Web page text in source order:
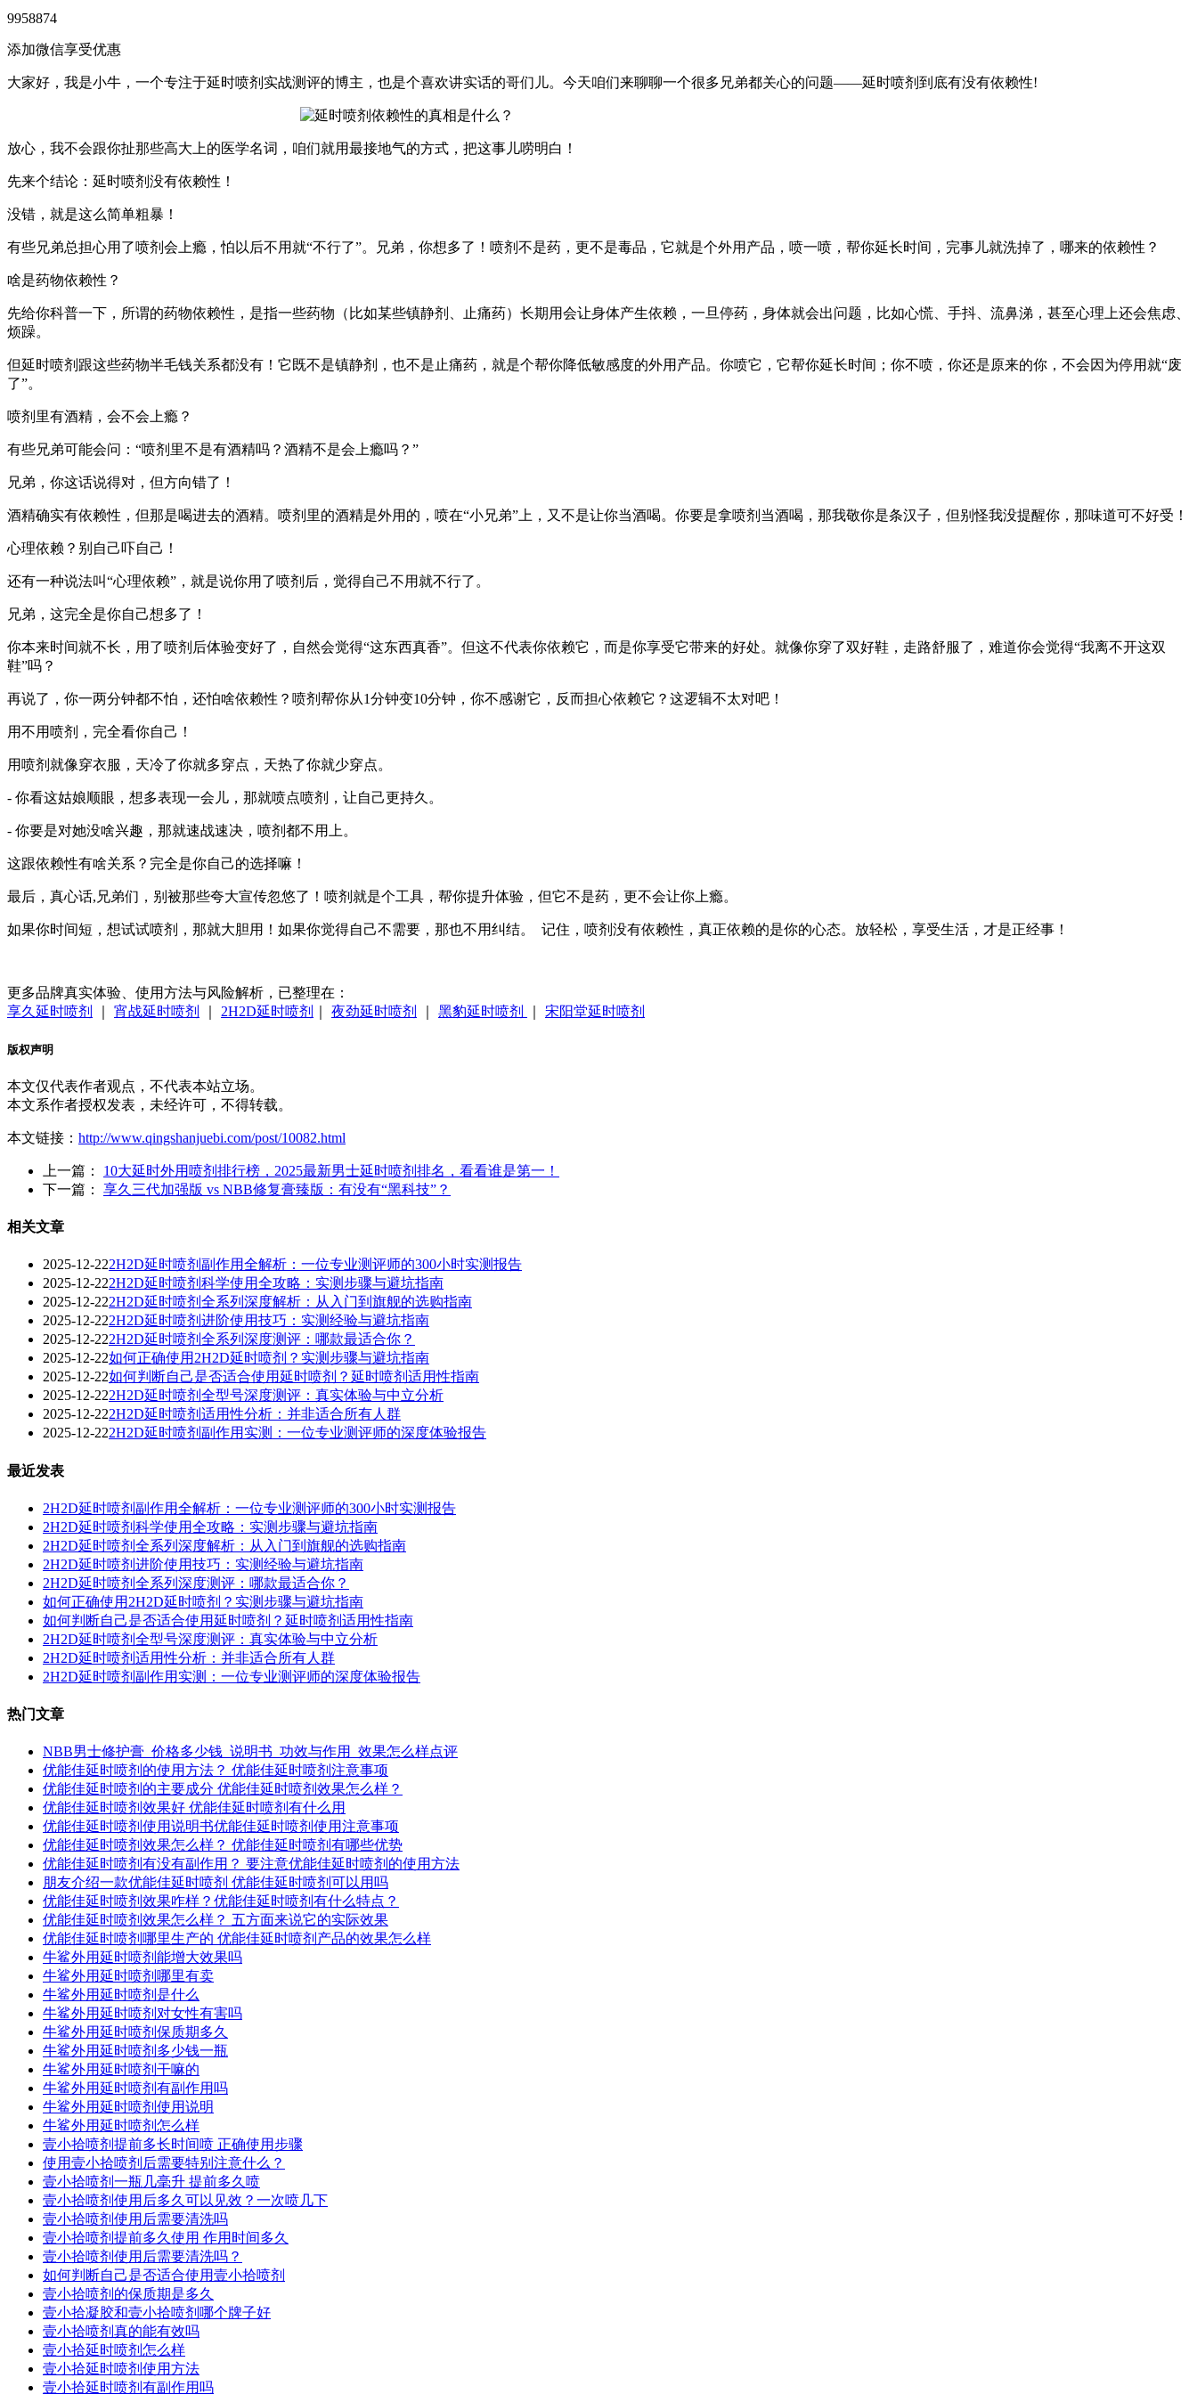
9958874
添加微信享受优惠
大家好，我是小牛，一个专注于延时喷剂实战测评的博主，也是个喜欢讲实话的哥们儿。今天咱们来聊聊一个很多兄弟都关心的问题——延时喷剂到底有没有依赖性!
放心，我不会跟你扯那些高大上的医学名词，咱们就用最接地气的方式，把这事儿唠明白！
先来个结论：延时喷剂没有依赖性！
没错，就是这么简单粗暴！
有些兄弟总担心用了喷剂会上瘾，怕以后不用就“不行了”。兄弟，你想多了！喷剂不是药，更不是毒品，它就是个外用产品，喷一喷，帮你延长时间，完事儿就洗掉了，哪来的依赖性？
啥是药物依赖性？
先给你科普一下，所谓的药物依赖性，是指一些药物（比如某些镇静剂、止痛药）长期用会让身体产生依赖，一旦停药，身体就会出问题，比如心慌、手抖、流鼻涕，甚至心理上还会焦虑、
烦躁。
但延时喷剂跟这些药物半毛钱关系都没有！它既不是镇静剂，也不是止痛药，就是个帮你降低敏感度的外用产品。你喷它，它帮你延长时间；你不喷，你还是原来的你，不会因为停用就“废
了”。
喷剂里有酒精，会不会上瘾？
有些兄弟可能会问：“喷剂里不是有酒精吗？酒精不是会上瘾吗？”
兄弟，你这话说得对，但方向错了！
酒精确实有依赖性，但那是喝进去的酒精。喷剂里的酒精是外用的，喷在“小兄弟”上，又不是让你当酒喝。你要是拿喷剂当酒喝，那我敬你是条汉子，但别怪我没提醒你，那味道可不好受！
心理依赖？别自己吓自己！
还有一种说法叫“心理依赖”，就是说你用了喷剂后，觉得自己不用就不行了。
兄弟，这完全是你自己想多了！
你本来时间就不长，用了喷剂后体验变好了，自然会觉得“这东西真香”。但这不代表你依赖它，而是你享受它带来的好处。就像你穿了双好鞋，走路舒服了，难道你会觉得“我离不开这双
鞋”吗？
再说了，你一两分钟都不怕，还怕啥依赖性？喷剂帮你从1分钟变10分钟，你不感谢它，反而担心依赖它？这逻辑不太对吧！
用不用喷剂，完全看你自己！
用喷剂就像穿衣服，天冷了你就多穿点，天热了你就少穿点。
- 你看这姑娘顺眼，想多表现一会儿，那就喷点喷剂，让自己更持久。
- 你要是对她没啥兴趣，那就速战速决，喷剂都不用上。
这跟依赖性有啥关系？完全是你自己的选择嘛！
最后，真心话,兄弟们，别被那些夸大宣传忽悠了！喷剂就是个工具，帮你提升体验，但它不是药，更不会让你上瘾。
如果你时间短，想试试喷剂，那就大胆用！如果你觉得自己不需要，那也不用纠结。 记住，喷剂没有依赖性，真正依赖的是你的心态。放轻松，享受生活，才是正经事！
更多品牌真实体验、使用方法与风险解析，已整理在：
享久延时喷剂
宵战延时喷剂 2H2D延时喷剂 夜劲延时喷剂 黑豹延时喷剂 宋阳堂延时喷剂
版权声明
本文仅代表作者观点，不代表本站立场。
本文系作者授权发表，未经许可，不得转载。
本文链接： http://www.qingshanjuebi.com/post/10082.html
上一篇： 10大延时外用喷剂排行榜，2025最新男士延时喷剂排名，看看谁是第一！
下一篇： 享久三代加强版 vs NBB修复膏臻版：有没有“黑科技”？
相关文章
2025-12-222H2D延时喷剂副作用全解析：一位专业测评师的300小时实测报告
2025-12-222H2D延时喷剂科学使用全攻略：实测步骤与避坑指南
2025-12-222H2D延时喷剂全系列深度解析：从入门到旗舰的选购指南
2025-12-222H2D延时喷剂进阶使用技巧：实测经验与避坑指南
2025-12-222H2D延时喷剂全系列深度测评：哪款最适合你？
2025-12-22如何正确使用2H2D延时喷剂？实测步骤与避坑指南
2025-12-22如何判断自己是否适合使用延时喷剂？延时喷剂适用性指南
2025-12-222H2D延时喷剂全型号深度测评：真实体验与中立分析
2025-12-222H2D延时喷剂适用性分析：并非适合所有人群
2025-12-222H2D延时喷剂副作用实测：一位专业测评师的深度体验报告
最近发表
2H2D延时喷剂副作用全解析：一位专业测评师的300小时实测报告
2H2D延时喷剂科学使用全攻略：实测步骤与避坑指南
2H2D延时喷剂全系列深度解析：从入门到旗舰的选购指南
2H2D延时喷剂进阶使用技巧：实测经验与避坑指南
2H2D延时喷剂全系列深度测评：哪款最适合你？
如何正确使用2H2D延时喷剂？实测步骤与避坑指南
如何判断自己是否适合使用延时喷剂？延时喷剂适用性指南
2H2D延时喷剂全型号深度测评：真实体验与中立分析
2H2D延时喷剂适用性分析：并非适合所有人群
2H2D延时喷剂副作用实测：一位专业测评师的深度体验报告
热门文章
NBB男士修护膏_价格多少钱_说明书_功效与作用_效果怎么样点评
优能佳延时喷剂的使用方法？ 优能佳延时喷剂注意事项
优能佳延时喷剂的主要成分 优能佳延时喷剂效果怎么样？
优能佳延时喷剂效果好 优能佳延时喷剂有什么用
优能佳延时喷剂使用说明书优能佳延时喷剂使用注意事项
优能佳延时喷剂效果怎么样？ 优能佳延时喷剂有哪些优势
优能佳延时喷剂有没有副作用？ 要注意优能佳延时喷剂的使用方法
朋友介绍一款优能佳延时喷剂 优能佳延时喷剂可以用吗
优能佳延时喷剂效果咋样？优能佳延时喷剂有什么特点？
优能佳延时喷剂效果怎么样？ 五方面来说它的实际效果
优能佳延时喷剂哪里生产的 优能佳延时喷剂产品的效果怎么样
牛鲨外用延时喷剂能增大效果吗
牛鲨外用延时喷剂哪里有卖
牛鲨外用延时喷剂是什么
牛鲨外用延时喷剂对女性有害吗
牛鲨外用延时喷剂保质期多久
牛鲨外用延时喷剂多少钱一瓶
牛鲨外用延时喷剂干嘛的
牛鲨外用延时喷剂有副作用吗
牛鲨外用延时喷剂使用说明
牛鲨外用延时喷剂怎么样
壹小拾喷剂提前多长时间喷 正确使用步骤
使用壹小拾喷剂后需要特别注意什么？
壹小拾喷剂一瓶几毫升 提前多久喷
壹小拾喷剂使用后多久可以见效？一次喷几下
壹小拾喷剂使用后需要清洗吗
壹小拾喷剂提前多久使用 作用时间多久
壹小拾喷剂使用后需要清洗吗？
如何判断自己是否适合使用壹小拾喷剂
壹小拾喷剂的保质期是多久
壹小拾凝胶和壹小拾喷剂哪个牌子好
壹小拾喷剂真的能有效吗
壹小拾延时喷剂怎么样
壹小拾延时喷剂使用方法
壹小拾延时喷剂有副作用吗